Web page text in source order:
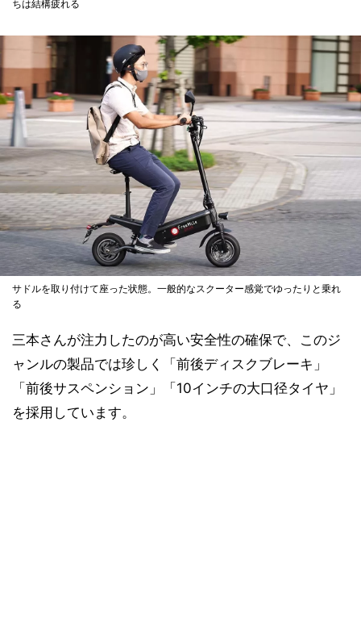
ちは結構疲れる
サドルを取り付けて座った状態。一般的なスクーター感覚でゆったりと乗れ
る
三本さんが注力したのが高い安全性の確保で、このジ
ャンルの製品では珍しく「前後ディスクブレーキ」
「前後サスペンション」「10インチの大口径タイヤ」
を採用しています。